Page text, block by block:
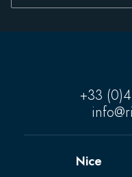
+33
Nice